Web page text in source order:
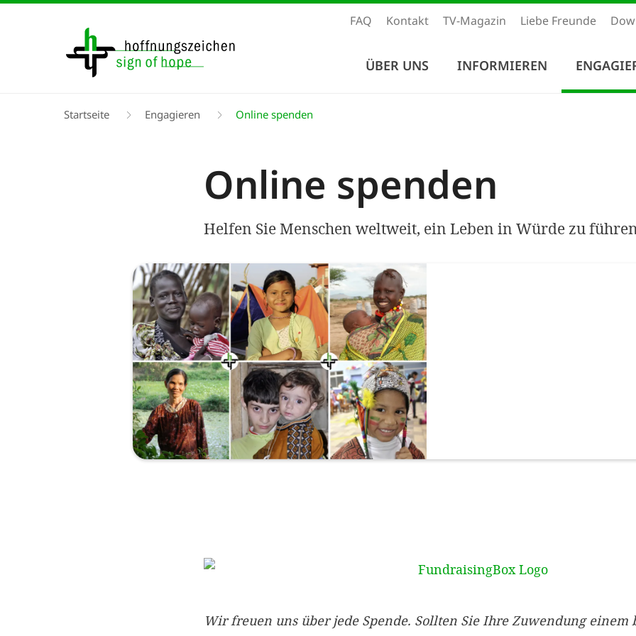
FAQ Kontakt TV-Magazin Liebe Freunde
ÜBER UNS INFORMIEREN
Pfadnavigation
Startseite Engagieren Online spenden
Online spenden
Helfen Sie Menschen weltweit, ein Leben in Würde zu
Wir freuen uns über jede Spende. Sollten Sie Ihre Zuwendung einem